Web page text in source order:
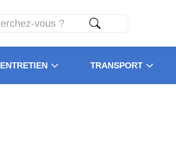
ENTRETIEN TRANSPORT